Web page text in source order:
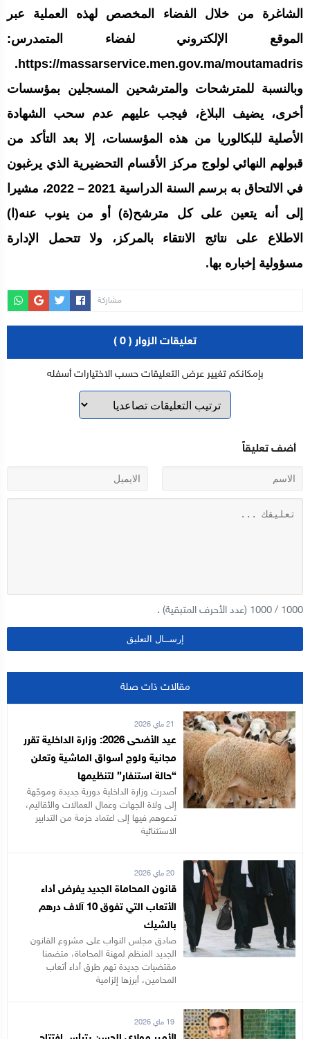
الشاغرة من خلال الفضاء المخصص لهذه العملية عبر
الموقع الإلكتروني لفضاء المتمدرس:
https://massarservice.men.gov.ma/moutamadris.
وبالنسبة للمترشحات والمترشحين المسجلين بمؤسسات
أخرى، يضيف البلاغ، فيجب عليهم عدم سحب الشهادة
الأصلية للبكالوريا من هذه المؤسسات، إلا بعد التأكد من
قبولهم النهائي لولوج مركز الأقسام التحضيرية الذي يرغبون
في الالتحاق به برسم السنة الدراسية 2021 – 2022، مشيرا
إلى أنه يتعين على كل مترشح(ة) أو من ينوب عنه(ا)
الاطلاع على نتائج الانتقاء بالمركز، ولا تتحمل الإدارة
مسؤولية إخباره بها.
مشاركة
تعليقات الزوار ( 0 )
بإمكانكم تغيير عرض التعليقات حسب الاختيارات أسفله
أضف تعليقاً
1000
/
1000 (عدد الأحرف المتبقية) .
مقالات ذات صلة
عيد الأضحى 2026: وزارة الداخلية تقرر
مجانية ولوج أسواق الماشية وتعلن
“حالة استنفار” لتنظيمها
أصدرت وزارة الداخلية دورية جديدة وموجّهة
إلى ولاة الجهات وعمال العمالات والأقاليم،
تدعوهم فيها إلى اعتماد حزمة من التدابير
الاستثنائية
20 ماي 2026
قانون المحاماة الجديد يفرض أداء
الأتعاب التي تفوق 10 آلاف درهم
بالشيك
صادق مجلس النواب على مشروع القانون
الجديد المنظم لمهنة المحاماة، متضمنا
مقتضيات جديدة تهم طرق أداء أتعاب
المحامين، أبرزها إلزامية
19 ماي 2026